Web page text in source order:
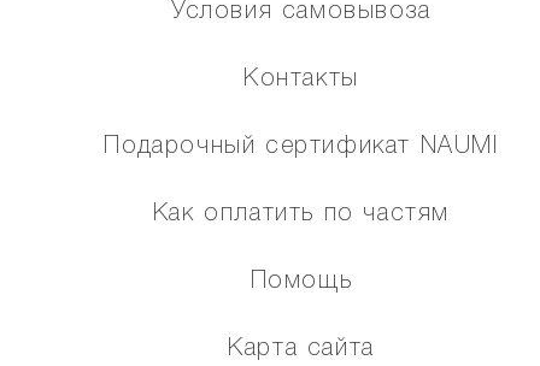
Условия самовывоза
Контакты
Подарочный сертификат NAUMI
Как оплатить по частям
Помощь
Карта сайта